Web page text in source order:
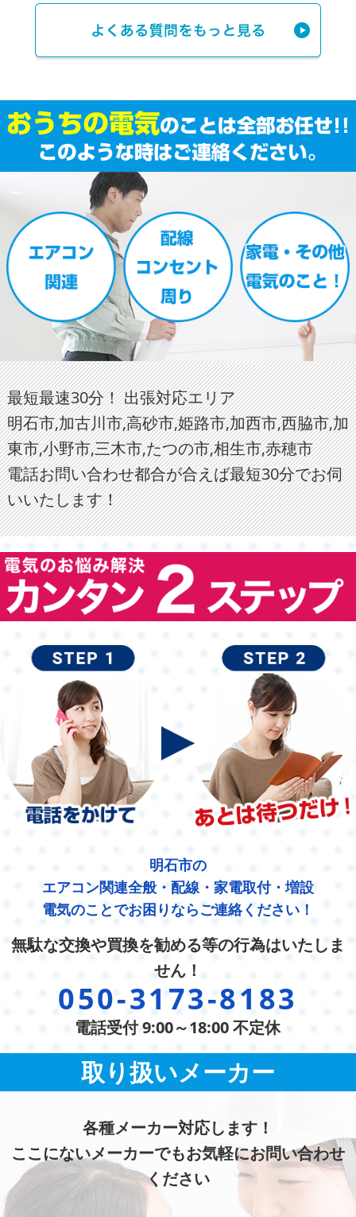
最短最速30分！ 出張対応エリア
明石市,加古川市,高砂市,姫路市,加西市,西脇市,加
東市,小野市,三木市,たつの市,相生市,赤穂市
電話お問い合わせ都合が合えば最短30分でお伺
いいたします！
明石市の
エアコン関連全般・配線・家電取付・増設
電気のことでお困りならご連絡ください！
無駄な交換や買換を勧める等の行為はいたしま
せん！
050-3173-8183
電話受付 9:00～18:00 不定休
取り扱いメーカー
各種メーカー対応します！
ここにないメーカーでもお気軽にお問い合わせ
ください